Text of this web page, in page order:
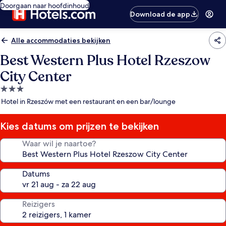
Doorgaan naar hoofdinhoud
Download de app
Alle accommodaties bekijken
Best Western Plus Hotel Rzeszow
City Center
3.0-
sterrenaccommodatie
Hotel in Rzeszów met een restaurant en een bar/lounge
Kies datums om prijzen te bekijken
Waar wil je naartoe?
Datums
Reizigers